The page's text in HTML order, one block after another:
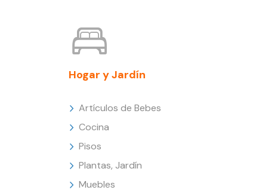
Hogar y Jardín
Artículos de Bebes
Cocina
Pisos
Plantas, Jardín
Muebles